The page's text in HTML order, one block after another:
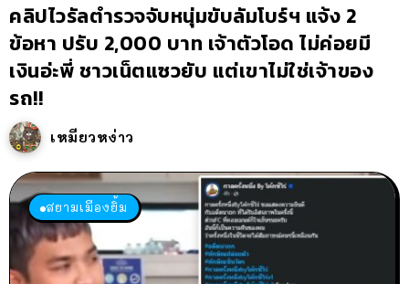
คลิปไวรัลตำรวจจับหนุ่มขับลัมโบร์ฯ แจ้ง 2
ข้อหา ปรับ 2,000 บาท เจ้าตัวโอด ไม่ค่อยมี
เงินอ่ะพี่ ชาวเน็ตแซวยับ แต่เขาไม่ใช่เจ้าของ
รถ!!
เหมียวหง่าว
สยามเมืองยิ้ม